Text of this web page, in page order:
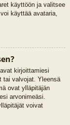
käyttöön ja valitsee
käyttää avataria,
kirjoittamiesi
tai valvojat. Yleensä
ovat ylläpitäjän
arvonimeäsi.
voivat